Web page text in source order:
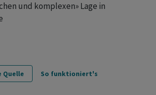
und komplexen» Lage in
Quelle So funktioniert's